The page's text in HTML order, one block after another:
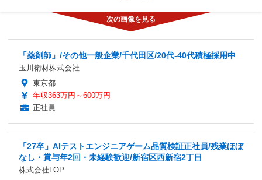
「薬剤師」/その他一般企業/千代田区/20代-40代積極採用中
玉川衛材株式会社
東京都
年収363万円～600万円
正社員
「27卒」AIテストエンジニアゲーム品質検証正社員/残業ほぼ
なし・賞与年2回・未経験歓迎/新宿区西新宿2丁目
株式会社LOP